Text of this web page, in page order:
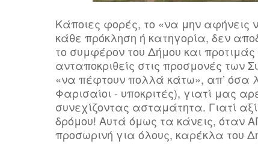
Κάποιες φορές, το «να μην αφήνεις
κάθε πρόκληση ή κατηγορία, δεν
το συμφέρον του Δήμου και
ανταποκριθείς στις προσμονές των
«να πέφτουν πολλά κάτω», απ’ όσα
Φαρισαίοι - υποκριτές), γιατί μας
συνεχίζοντας ασταμάτητα. Γιατί
δρόμου! Αυτά όμως τα κάνεις, όταν
προσωρινή για όλους, καρέκλα του